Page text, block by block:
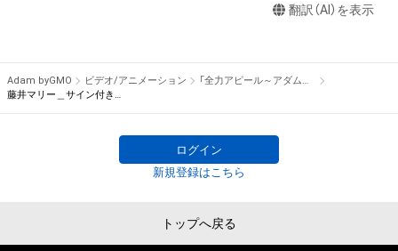
の管理委託を受けている者からの事前の同意なしに、上記の「本
せん。)を行うことはできません。
であると判断した場合、利用をお断りさせていただきます。
パフォーマンスや特技を、魂を込めて全力アピール！
※本ストア内で出品されるNFTは、Adam byGMOの認定代理店
株式会社MediBangを介して出品手続きをしており、
TBSテレビおよび番組は、NFTの出品に関わる手続き・権利には
翻訳（AI）を表示
Adam byGMO ビデオ/アニメーション
「全力アピール～アダムシアター～」NFTストア
藤井マリー＿サイン付き特別画像
ログイン
新規登録はこちら
トップへ戻る